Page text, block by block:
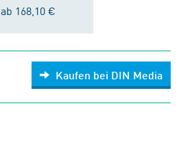
ab 168,10 €
Kaufen bei DIN Media